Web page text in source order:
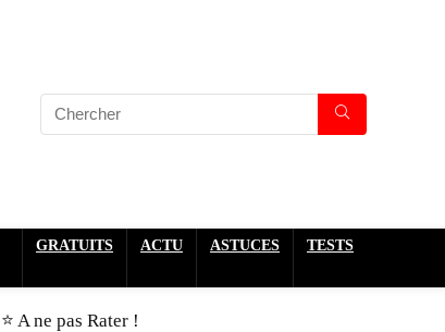
GRATUITS ACTU ASTUCES TESTS
⭐️ A ne pas Rater !